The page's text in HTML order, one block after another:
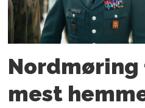
Nordmøring
mest